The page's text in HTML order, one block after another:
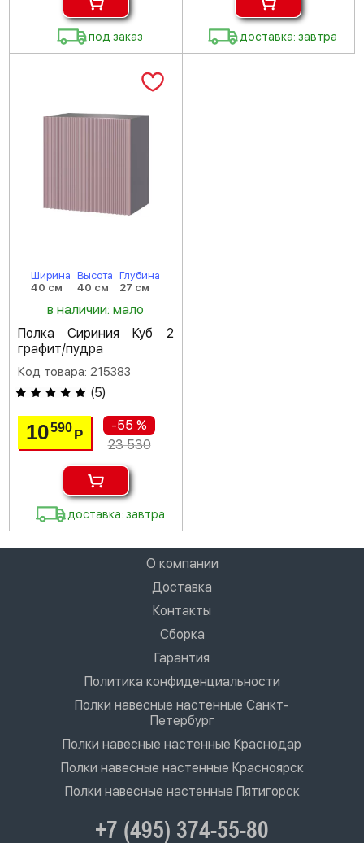
под заказ доставка: завтра
Ширина
40 см
Высота
40 см
Глубина
27 см
в наличии: мало
Полка Сириния Куб 2
графит/пудра
Код товара: 215383
(5)
10590Р
-55 %
23 530
доставка: завтра
О компании
Доставка
Контакты
Сборка
Гарантия
Политика конфиденциальности
Полки навесные настенные Санкт-
Петербург
Полки навесные настенные Краснодар
Полки навесные настенные Красноярск
Полки навесные настенные Пятигорск
+7 (495) 374-55-80